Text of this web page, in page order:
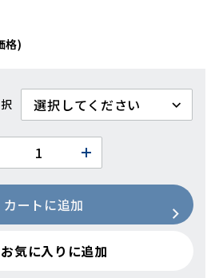
格)
カートに追加
お気に入りに追加